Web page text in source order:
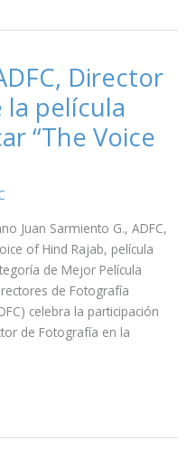
Director
película
“The Voice
Juan Sarmiento G., ADFC,
of Hind Rajab, película
de Mejor Película
de Fotografía
celebra la participación
de Fotografía en la